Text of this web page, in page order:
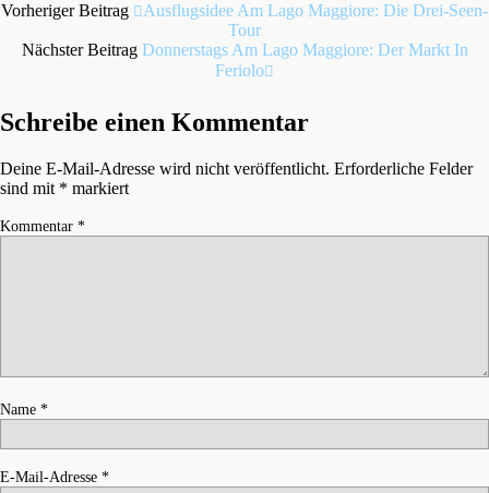
Vorheriger Beitrag
Ausflugsidee Am Lago Maggiore: Die Drei-Seen-
Tour
Nächster Beitrag Donnerstags Am Lago Maggiore: Der Markt In
Feriolo
Schreibe einen Kommentar
Deine E-Mail-Adresse wird nicht veröffentlicht. Erforderliche Felder
sind mit * markiert
Kommentar *
Name *
E-Mail-Adresse *